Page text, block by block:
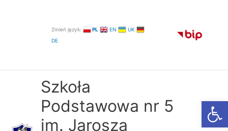
Zmień język: PL EN
UK
DE
Szkoła
Podstawowa nr 5
im. Jarosza